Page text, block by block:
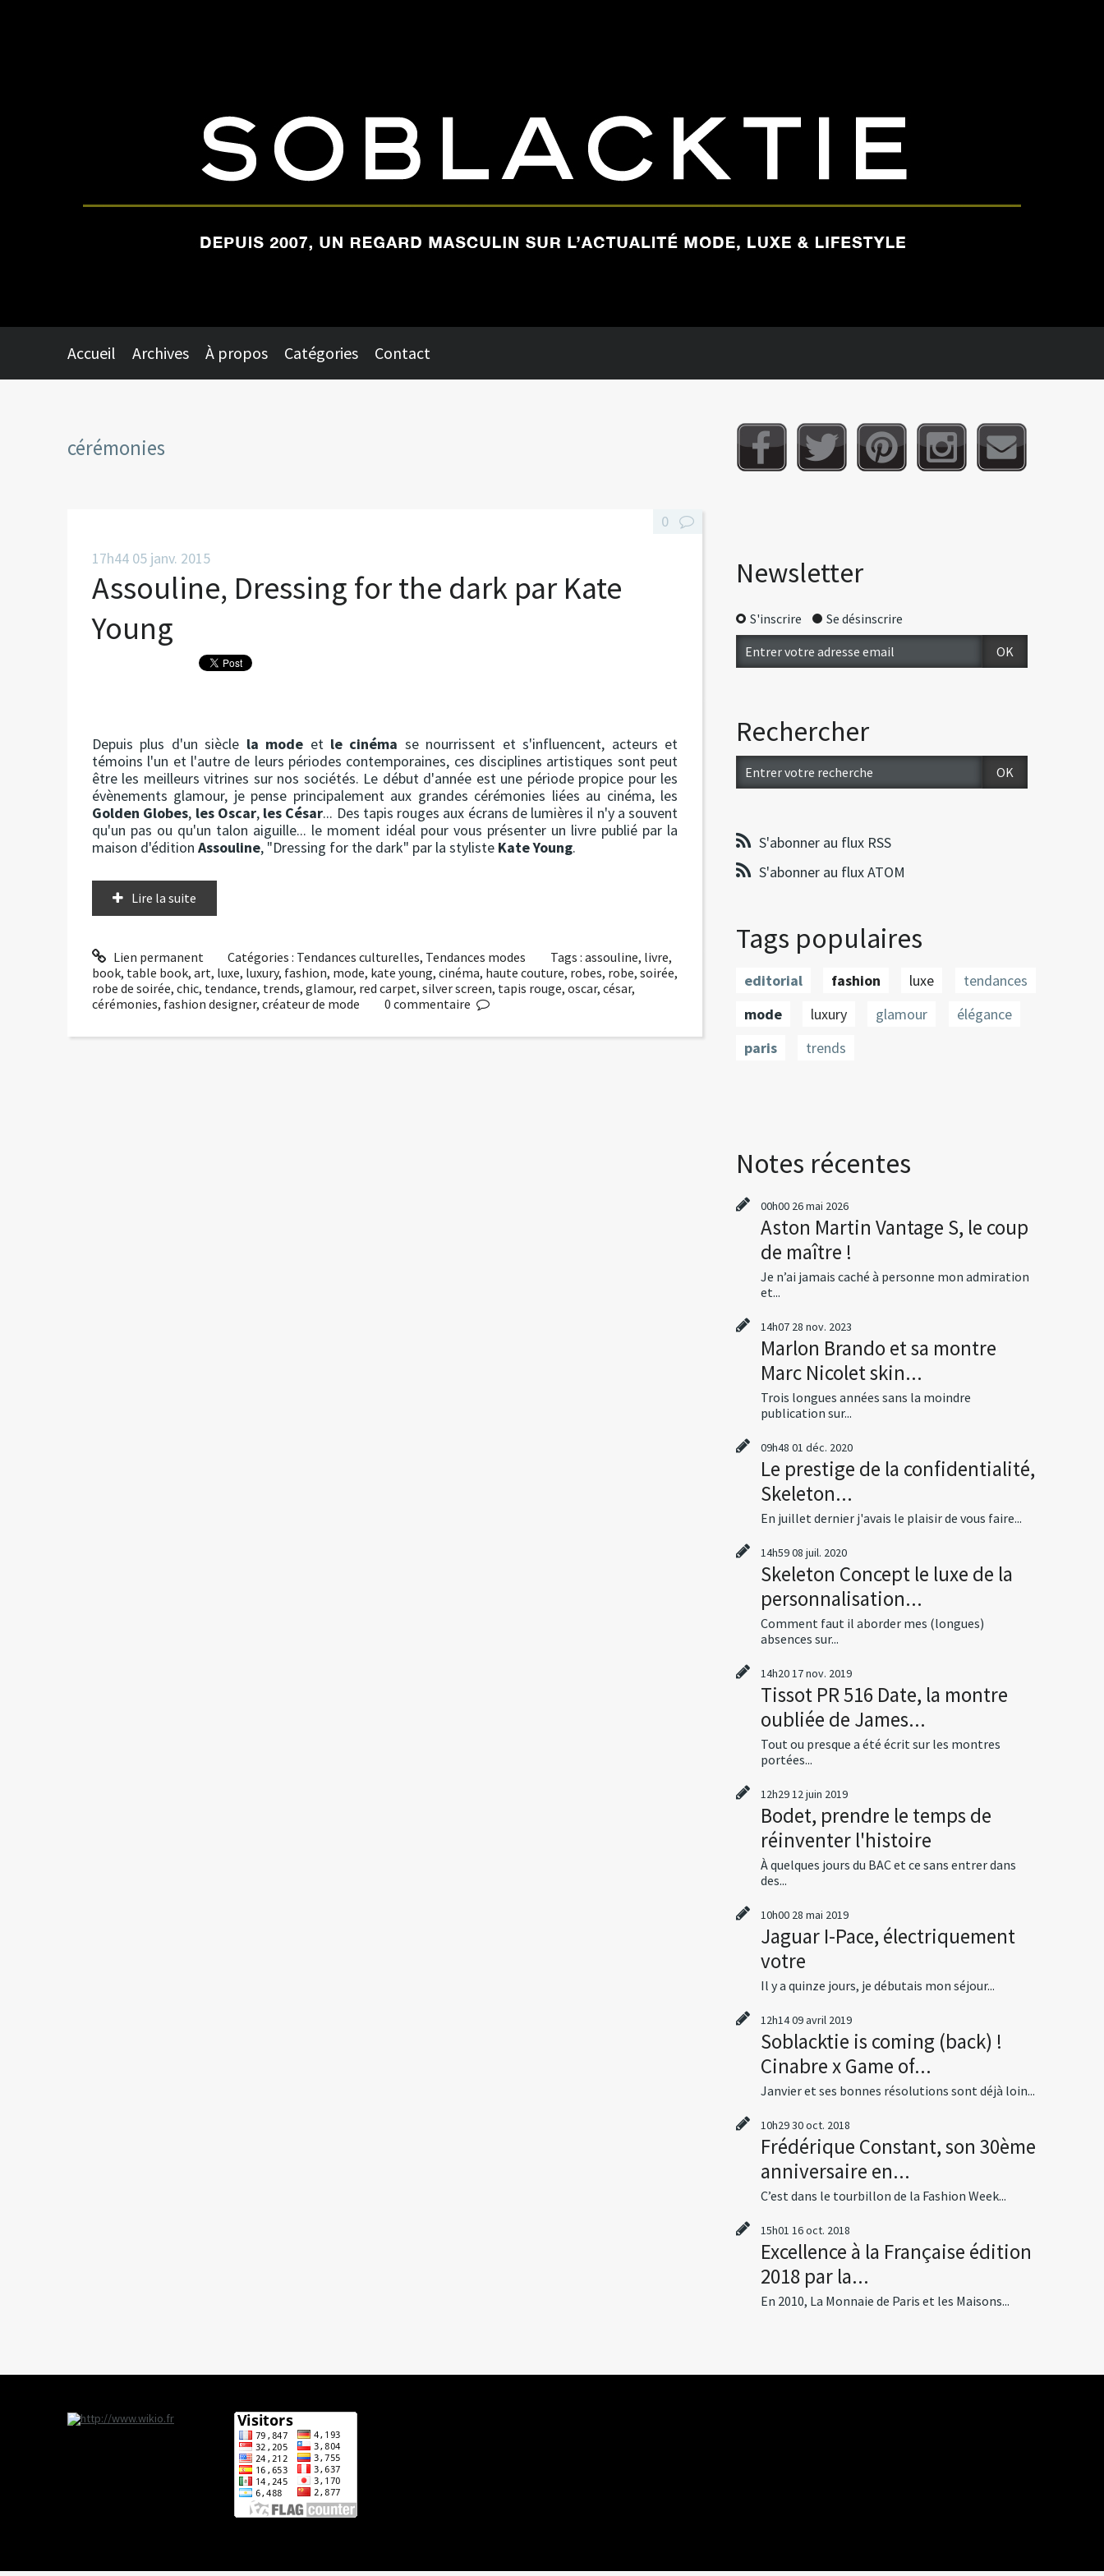
Accueil Archives À propos Catégories Contact
cérémonies
17h44 05 janv. 2015
Assouline, Dressing for the dark par Kate
Young
Depuis plus d'un siècle la mode et le cinéma se nourrissent et s'influencent, acteurs et
témoins l'un et l'autre de leurs périodes contemporaines, ces disciplines artistiques sont peut
être les meilleurs vitrines sur nos sociétés. Le début d'année est une période propice pour les
évènements glamour, je pense principalement aux grandes cérémonies liées au cinéma, les
Golden Globes, les Oscar, les César... Des tapis rouges aux écrans de lumières il n'y a souvent
qu'un pas ou qu'un talon aiguille... le moment idéal pour vous présenter un livre publié par la
maison d'édition Assouline, "Dressing for the dark" par la styliste Kate Young.
Lire la suite
Lien permanent Catégories : Tendances culturelles, Tendances modes Tags :assouline, livre,
book, table book, art, luxe, luxury, fashion, mode, kate young, cinéma, haute couture, robes, robe, soirée,
robe de soirée, chic, tendance, trends, glamour, red carpet, silver screen, tapis rouge, oscar, césar,
cérémonies, fashion designer, créateur de mode
0
0 commentaire
Newsletter
S'inscrire Se désinscrire
Rechercher
S'abonner au flux RSS
S'abonner au flux ATOM
Tags populaires
editorial fashion luxe
tendances
mode
luxury glamour
élégance
paris
trends
Notes récentes
00h00 26mai 2026
Aston Martin Vantage S, le coup
de maître !
Je n’ai jamais caché à personne mon admiration
et...
14h07 28 nov. 2023
Marlon Brando et sa montre
Marc Nicolet skin...
Trois longues années sans la moindre
publication sur...
09h48 01 déc. 2020
Le prestige de la confidentialité,
Skeleton...
En juillet dernier j'avais le plaisir de vous faire...
14h5908 juil. 2020
Skeleton Concept le luxe de la
personnalisation...
Comment faut il aborder mes (longues)
absences sur...
14h2017nov. 2019
Tissot PR 516 Date, la montre
oubliée de James...
Tout ou presque a été écrit sur les montres
portées...
12h2912juin 2019
Bodet, prendre le temps de
réinventer l'histoire
À quelques jours du BAC et ce sans entrer dans
des...
10h00 28 mai 2019
Jaguar I-Pace, électriquement
votre
Il y a quinze jours, je débutais mon séjour...
12h1409avril 2019
Soblacktie is coming (back) !
Cinabre x Game of...
Janvier et ses bonnes résolutions sont déjà loin...
10h2930oct. 2018
Frédérique Constant, son 30ème
anniversaire en...
C’est dans le tourbillon de la Fashion Week...
15h01 16oct. 2018
Excellence à la Française édition
2018 par la...
En 2010, La Monnaie de Paris et les Maisons...